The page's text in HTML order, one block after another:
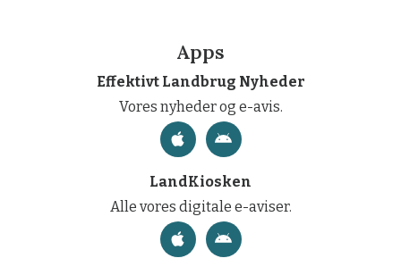
Apps
Effektivt Landbrug Nyheder
Vores nyheder og e-avis.
LandKiosken
Alle vores digitale e-aviser.